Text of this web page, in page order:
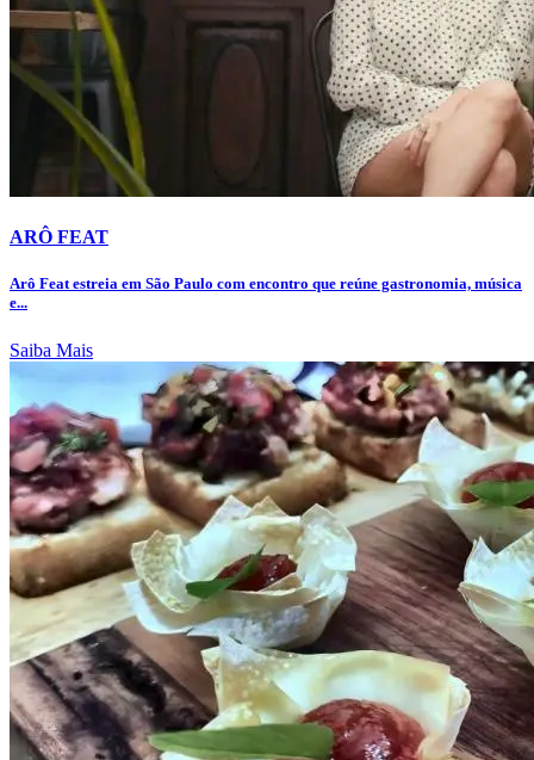
ARÔ FEAT
Arô Feat estreia em São Paulo com encontro que reúne gastronomia, música
e...
Saiba Mais